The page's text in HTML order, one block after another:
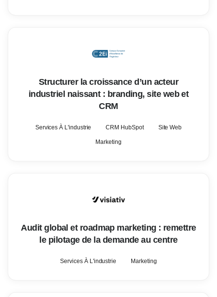
Structurer la croissance d’un acteur
industriel naissant : branding, site web et
CRM
Services À L'industrie CRM HubSpot Site Web
Marketing
Audit global et roadmap marketing : remettre
le pilotage de la demande au centre
Services À L'industrie Marketing